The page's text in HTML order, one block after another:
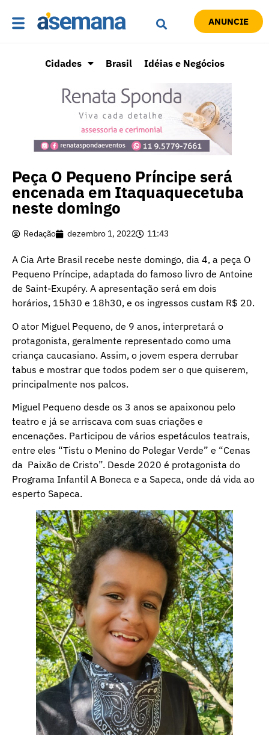
ANUNCIE
Cidades Brasil Idéias e Negócios
Peça O Pequeno Príncipe será
encenada em Itaquaquecetuba
neste domingo
Redação dezembro 1, 2022 11:43
A Cia Arte Brasil recebe neste domingo, dia 4, a peça O
Pequeno Príncipe, adaptada do famoso livro de Antoine
de Saint-Exupéry. A apresentação será em dois
horários, 15h30 e 18h30, e os ingressos custam R$ 20.
O ator Miguel Pequeno, de 9 anos, interpretará o
protagonista, geralmente representado como uma
criança caucasiano. Assim, o jovem espera derrubar
tabus e mostrar que todos podem ser o que quiserem,
principalmente nos palcos.
Miguel Pequeno desde os 3 anos se apaixonou pelo
teatro e já se arriscava com suas criações e
encenações. Participou de vários espetáculos teatrais,
entre eles “Tistu o Menino do Polegar Verde” e “Cenas
da Paixão de Cristo”. Desde 2020 é protagonista do
Programa Infantil A Boneca e a Sapeca, onde dá vida ao
esperto Sapeca.